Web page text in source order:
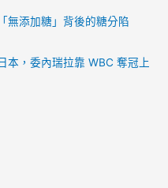
無添加糖」背後的糖分陷
本，委內瑞拉靠 WBC 奪冠上